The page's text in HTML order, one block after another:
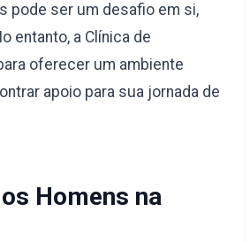
pode ser um desafio em si,
entanto, a Clínica de
oferecer um ambiente
apoio para sua jornada de
Homens na